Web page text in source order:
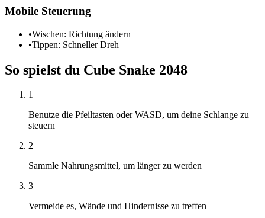
Mobile Steuerung
•Wischen: Richtung ändern
•Tippen: Schneller Dreh
So spielst du Cube Snake 2048
1
Benutze die Pfeiltasten oder WASD, um deine Schlange zu
steuern
2
Sammle Nahrungsmittel, um länger zu werden
3
Vermeide es, Wände und Hindernisse zu treffen